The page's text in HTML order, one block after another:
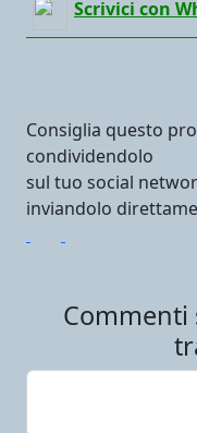
Scrivici con
Consiglia questo
condividendolo
sul tuo social
inviandolo
Commenti